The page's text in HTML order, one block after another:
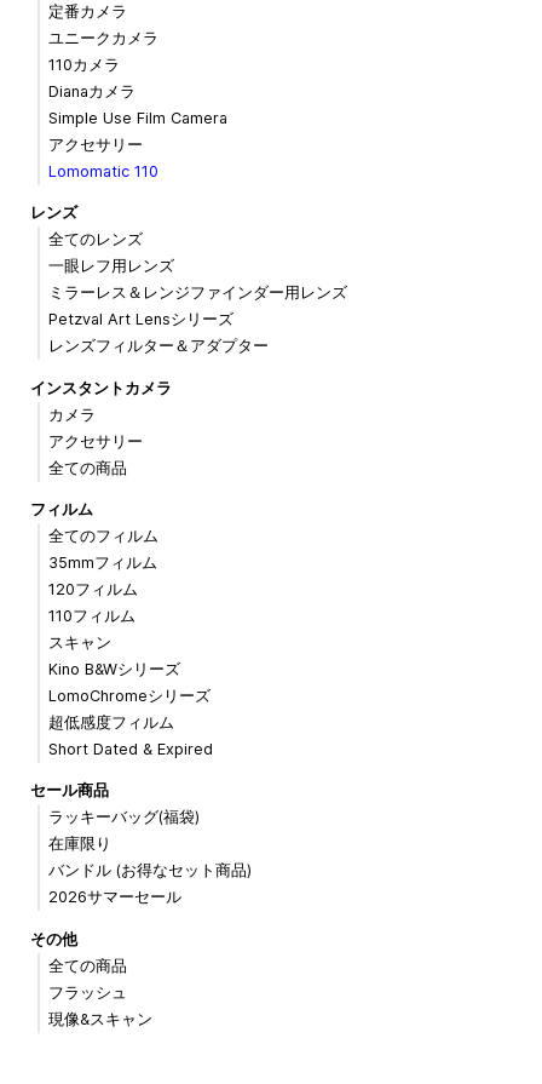
定番カメラ
ユニークカメラ
110カメラ
Dianaカメラ
Simple Use Film Camera
アクセサリー
Lomomatic 110
レンズ
全てのレンズ
一眼レフ用レンズ
ミラーレス＆レンジファインダー用レンズ
Petzval Art Lensシリーズ
レンズフィルター＆アダプター
インスタントカメラ
カメラ
アクセサリー
全ての商品
フィルム
全てのフィルム
35mmフィルム
120フィルム
110フィルム
スキャン
Kino B&Wシリーズ
LomoChromeシリーズ
超低感度フィルム
Short Dated & Expired
セール商品
ラッキーバッグ(福袋)
在庫限り
バンドル (お得なセット商品)
2026サマーセール
その他
全ての商品
フラッシュ
現像&スキャン